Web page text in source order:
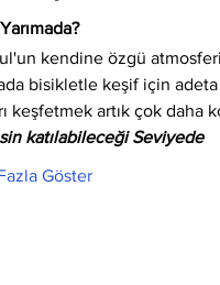
kendine özgü
bisikletle keşif için
keşfetmek artık çok
katılabileceği Seviyede
Göster